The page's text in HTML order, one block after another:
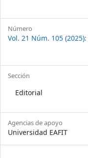
Número
Vol. 21 Núm. 105
Sección
Editorial
Agencias de apoyo
Universidad EAFIT